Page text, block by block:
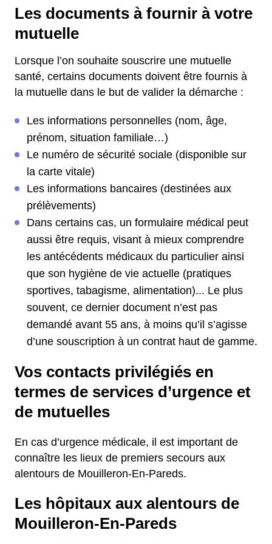
Les documents à fournir à votre
mutuelle
Lorsque l’on souhaite souscrire une mutuelle
santé, certains documents doivent être fournis à
la mutuelle dans le but de valider la démarche :
Les informations personnelles (nom, âge,
prénom, situation familiale…)
Le numéro de sécurité sociale (disponible sur
la carte vitale)
Les informations bancaires (destinées aux
prélèvements)
Dans certains cas, un formulaire médical peut
aussi être requis, visant à mieux comprendre
les antécédents médicaux du particulier ainsi
que son hygiène de vie actuelle (pratiques
sportives, tabagisme, alimentation)... Le plus
souvent, ce dernier document n’est pas
demandé avant 55 ans, à moins qu’il s’agisse
d’une souscription à un contrat haut de gamme.
Vos contacts privilégiés en
termes de services d’urgence et
de mutuelles
En cas d’urgence médicale, il est important de
connaître les lieux de premiers secours aux
alentours de Mouilleron-En-Pareds.
Les hôpitaux aux alentours de
Mouilleron-En-Pareds